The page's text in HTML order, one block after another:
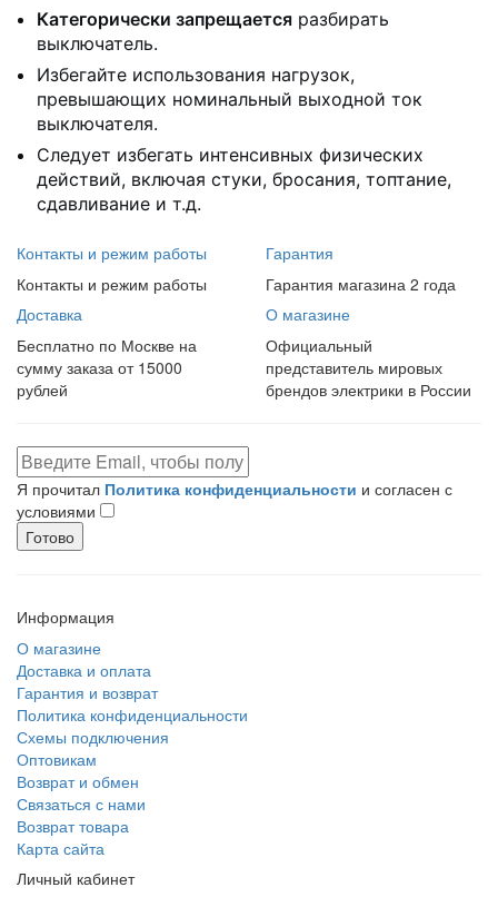
Категорически запрещается разбирать
выключатель.
Избегайте использования нагрузок,
превышающих номинальный выходной ток
выключателя.
Следует избегать интенсивных физических
действий, включая стуки, бросания, топтание,
сдавливание и т.д.
Контакты и режим работы
Контакты и режим работы
Гарантия
Гарантия магазина 2 года
Доставка
Бесплатно по Москве на
сумму заказа от 15000
рублей
О магазине
Официальный
представитель мировых
брендов электрики в России
Я прочитал Политика конфиденциальности и согласен с
условиями
Готово
Информация
О магазине
Доставка и оплата
Гарантия и возврат
Политика конфиденциальности
Схемы подключения
Оптовикам
Возврат и обмен
Связаться с нами
Возврат товара
Карта сайта
Личный кабинет